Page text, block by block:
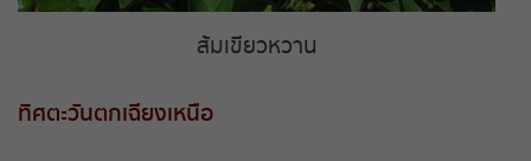
ส้มเขียวหวาน
ทิศตะวันตกเฉียงเหนือ